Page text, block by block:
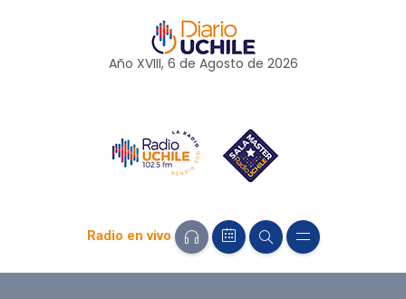
Año XVIII, 6 de Agosto de 2026
Radio en vivo